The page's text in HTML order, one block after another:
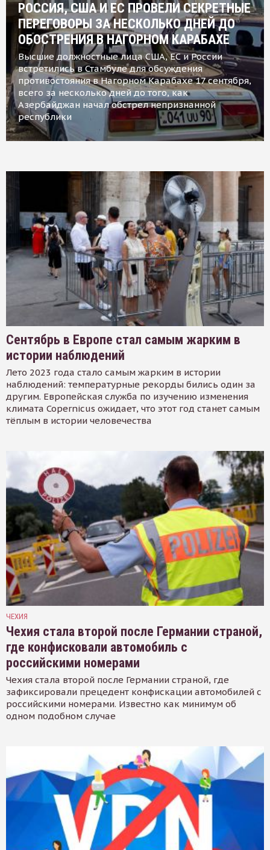
РОССИЯ, США И ЕС ПРОВЕЛИ СЕКРЕТНЫЕ
ПЕРЕГОВОРЫ ЗА НЕСКОЛЬКО ДНЕЙ ДО
ОБОСТРЕНИЯ В НАГОРНОМ КАРАБАХЕ
Высшие должностные лица США, ЕС и России
встретились в Стамбуле для обсуждения
противостояния в Нагорном Карабахе 17 сентября,
всего за несколько дней до того, как
Азербайджан начал обстрел непризнанной
республики
Сентябрь в Европе стал самым жарким в
истории наблюдений
Лето 2023 года стало самым жарким в истории
наблюдений: температурные рекорды бились один за
другим. Европейская служба по изучению изменения
климата Copernicus ожидает, что этот год станет самым
тёплым в истории человечества
ЧЕХИЯ
Чехия стала второй после Германии страной,
где конфисковали автомобиль с
российскими номерами
Чехия стала второй после Германии страной, где
зафиксировали прецедент конфискации автомобилей с
российскими номерами. Известно как минимум об
одном подобном случае